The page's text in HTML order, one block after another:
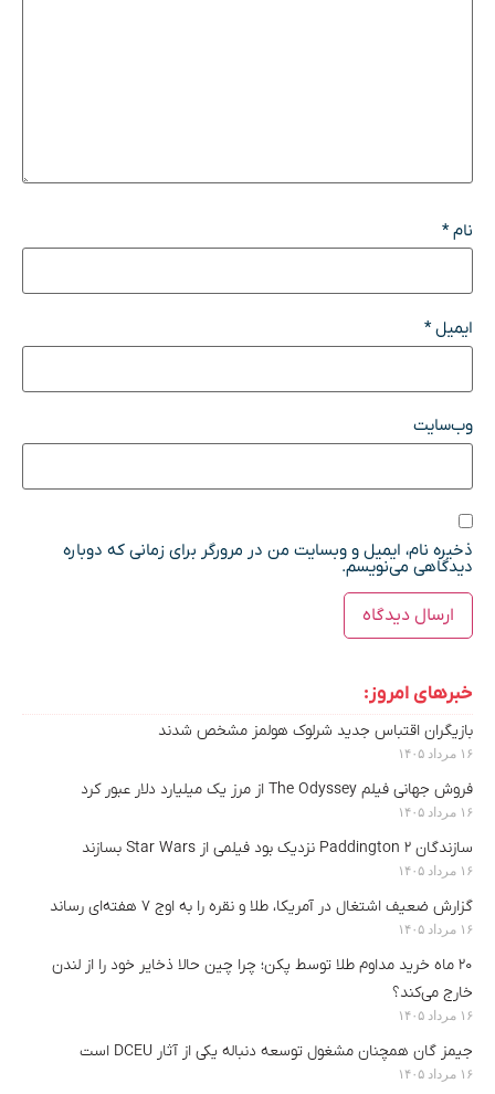
نام*
ایمیل*
وب‌سایت
ذخیره نام، ایمیل و وبسایت من در مرورگر برای زمانی که دوباره
دیدگاهی می‌نویسم.
خبرهای امروز:
بازیگران اقتباس جدید شرلوک هولمز مشخص شدند
۱۶ مرداد ۱۴۰۵
فروش جهانی فیلم The Odyssey از مرز یک میلیارد دلار عبور کرد
۱۶ مرداد ۱۴۰۵
سازندگان Paddington 2 نزدیک بود فیلمی از Star Wars بسازند
۱۶ مرداد ۱۴۰۵
گزارش ضعیف اشتغال در آمریکا، طلا و نقره را به اوج ۷ هفته‌ای رساند
۱۶ مرداد ۱۴۰۵
۲۰ ماه خرید مداوم طلا توسط پکن؛ چرا چین حالا ذخایر خود را از لندن
خارج می‌کند؟
۱۶ مرداد ۱۴۰۵
جیمز گان همچنان مشغول توسعه دنباله یکی از آثار DCEU است
۱۶ مرداد ۱۴۰۵